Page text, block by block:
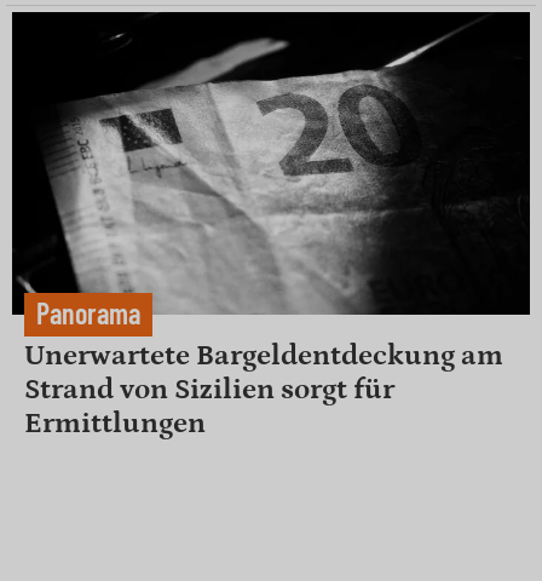
Panorama
Unerwartete Bargeldentdeckung am
Strand von Sizilien sorgt für
Ermittlungen